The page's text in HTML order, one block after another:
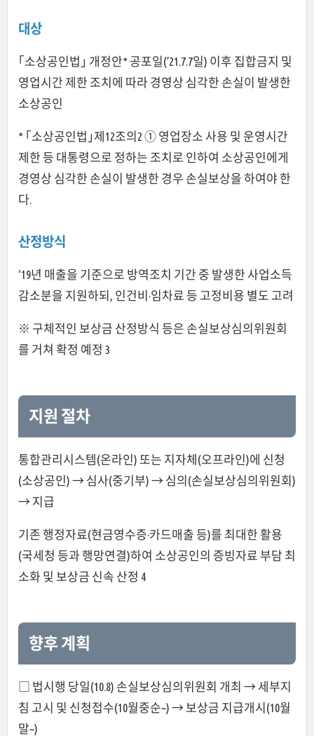
대상
｢소상공인법｣ 개정안* 공포일(’21.7.7일) 이후 집합금지 및
영업시간 제한 조치에 따라 경영상 심각한 손실이 발생한
소상공인
* ｢소상공인법｣제12조의2 ① 영업장소 사용 및 운영시간
제한 등 대통령으로 정하는 조치로 인하여 소상공인에게
경영상 심각한 손실이 발생한 경우 손실보상을 하여야 한
다.
산정방식
‘19년 매출을 기준으로 방역조치 기간 중 발생한 사업소득
감소분을 지원하되, 인건비·임차료 등 고정비용 별도 고려
※ 구체적인 보상금 산정방식 등은 손실보상심의위원회
를 거쳐 확정 예정 3
지원 절차
통합관리시스템(온라인) 또는 지자체(오프라인)에 신청
(소상공인) → 심사(중기부) → 심의(손실보상심의위원회)
→ 지급
기존 행정자료(현금영수증·카드매출 등)를 최대한 활용
(국세청 등과 행망연결)하여 소상공인의 증빙자료 부담 최
소화 및 보상금 신속 산정 4
향후 계획
□ 법시행 당일(10.8) 손실보상심의위원회 개최 → 세부지
침 고시 및 신청접수(10월중순~) → 보상금 지급개시(10월
말~)